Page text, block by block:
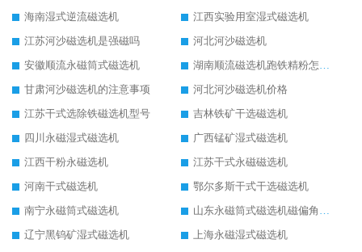
海南湿式逆流磁选机
江西实验用室湿式磁选机
江苏河沙磁选机是强磁吗
河北河沙磁选机
安徽顺流永磁筒式磁选机
湖南顺流磁选机跑铁精粉怎么处理
甘肃河沙磁选机的注意事项
河北河沙磁选机价格
江苏干式选除铁磁选机型号
吉林铁矿干选磁选机
四川永磁湿式磁选机
广西锰矿湿式磁选机
江西干粉永磁选机
江苏干式永磁磁选机
河南干式磁选机
鄂尔多斯干式干选磁选机
南宁永磁筒式磁选机
山东永磁筒式磁选机磁偏角怎么调整
辽宁黑钨矿湿式磁选机
上海永磁湿式磁选机